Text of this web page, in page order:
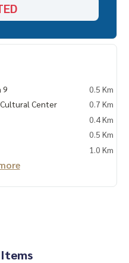
9
0.5 Km
Cultural Center
0.7 Km
0.4 Km
0.5 Km
1.0 Km